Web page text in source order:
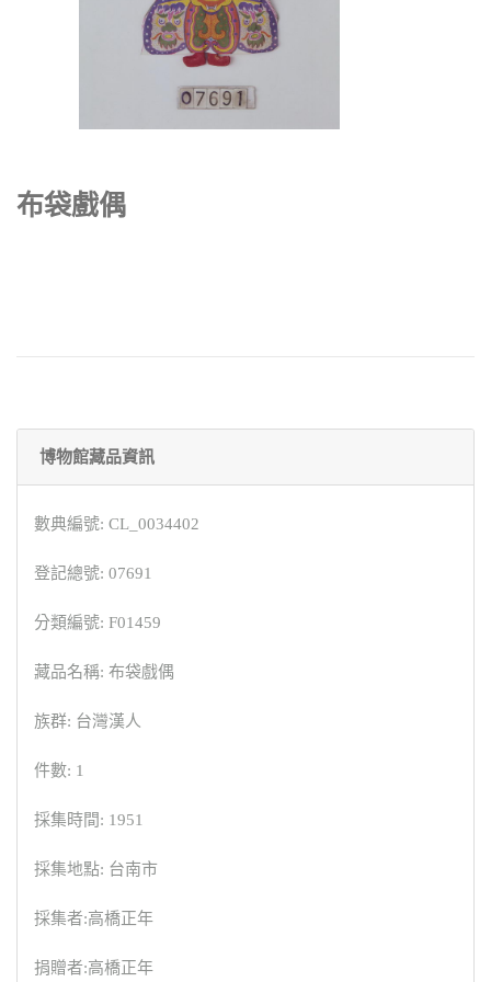
布袋戲偶
博物館藏品資訊
數典編號: CL_0034402
登記總號: 07691
分類編號: F01459
藏品名稱: 布袋戲偶
族群: 台灣漢人
件數: 1
採集時間: 1951
採集地點: 台南市
採集者:高橋正年
捐贈者:高橋正年